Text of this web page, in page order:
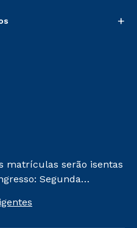
+
matrículas serão isentas
Segunda
matrícula será de R$